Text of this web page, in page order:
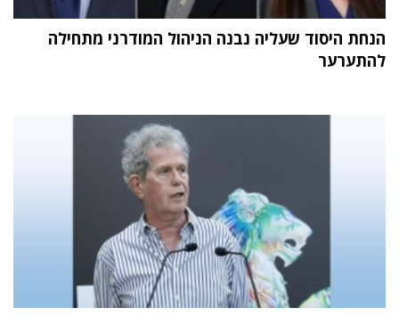
הנחת היסוד שעליה נבנה הניהול המודרני מתחילה
להתערער